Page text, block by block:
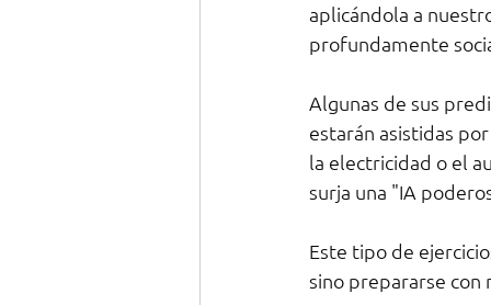
aplicándola a
profundamente
Algunas de sus
estarán asistidas
la electricidad o el
surja una "IA
Este tipo de
sino prepararse con